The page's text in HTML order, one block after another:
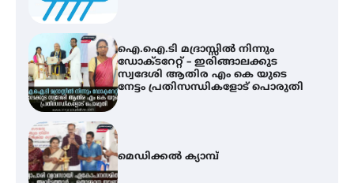
ഐ.ഐ.ടി മദ്രാസ്സിൽ നിന്നും
ഡോക്ടറേറ്റ് – ഇരിങ്ങാലക്കുട
സ്വദേശി ആതിര എം കെ യുടെ
നേട്ടം പ്രതിസന്ധികളോട് പൊരുതി
മെഡിക്കൽ ക്യാമ്പ്